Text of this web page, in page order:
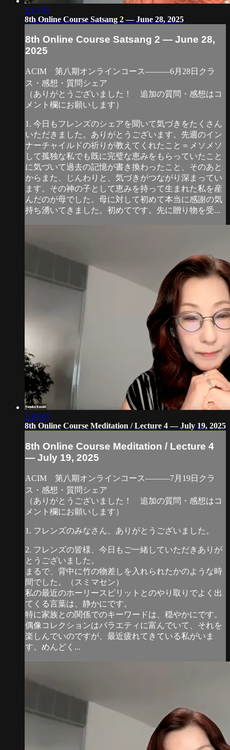
1:13:26
8th Online Course Satsang 2 — June 28, 2025
8th Online Course Satsang 2 — June 28,
2025
ACIM 第八期オンラインコース―――6月28日クラ
ス・感想・質問シェア
（ありがとうございました！ 追加の質問・感想はコ
メント欄にお願いします）
1. 今日もフレンズのシェアを聞いて気づきをたくさん
いただきました。ありがとうございます。先週のイン
ナーチャイルドの祈りが教えてくれたこと＝メソメソ
して孤独な私でも既に完璧な恵みをもらっていたこと
に気づいて過去の記憶が書き換わったこと、そのあと
からまた、じんわりと、気づきがつながり深まってい
ます。その神の子として恵みを持って生まれた私を産
んだのが母でした。母に対して初めて本当に感謝の気
持ち湧いてきました。初めてです。先に贈り物を受...
1:10:43
8th Online Course Meditation / Lecture 4 — July 19, 2025
8th Online Course Meditation / Lecture 4
— July 19, 2025
ACIM 第八期オンラインコース―――7月19日クラ
ス・感想・質問シェア
（ありがとうございました！ 追加の質問・感想はコ
メント欄にお願いします）
1. フレンズのみなさん、ありがとうございました。
2. フレンズの皆様、今日もご一緒していただきありが
とうございました。
まるで、背中に竹の物差しを入れられたかのような時
間でした。（スミマセン）
私の最近のホーリースピリットとのやり取りでよく出
てくる言葉は、静かにです。
特に家族との関係でのキーワードは、穏やかにです。
偶像コレクションはバラエティに富んでいて、それを
楽しんでいのですが、最近疲れてきている私がいま
す。めんどく...